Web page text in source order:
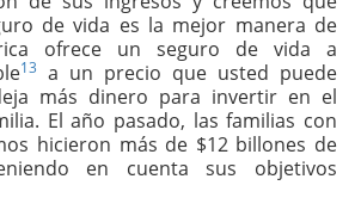
de vida es la mejor manera de
ofrece un seguro de vida a
13 a un precio que usted puede
más dinero para invertir en el
El año pasado, las familias con
hicieron más de $12 billones de
en cuenta sus objetivos